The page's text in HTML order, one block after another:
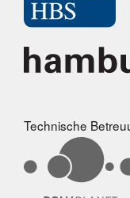
Technische